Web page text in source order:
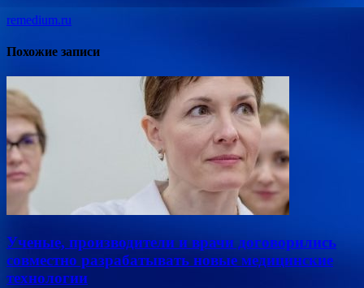
remedium.ru
Похожие записи
Ученые, производители и врачи договорились
совместно разрабатывать новые медицинские
технологии